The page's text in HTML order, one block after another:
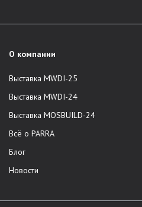
О компании
Выставка MWDI-25
Выставка MWDI-24
Выставка MOSBUILD-24
Всё о PARRA
Блог
Новости